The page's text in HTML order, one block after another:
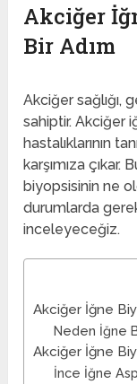
Akciğer
Bir Adım
Akciğer sağlığı,
sahiptir. Akciğer
hastalıklarının
karşımıza
biyopsisinin ne
durumlarda
inceleyeceğiz.
Akciğer İğne
Neden İğne
Akciğer İğne
İnce İğne